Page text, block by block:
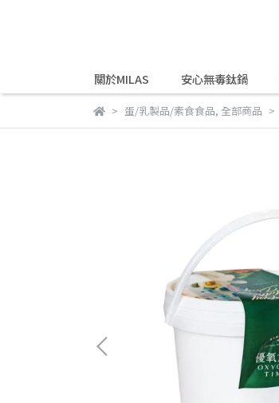
關於MILAS 安心無毒鈦鍋
蛋/乳製品/素食食品, 全部商品